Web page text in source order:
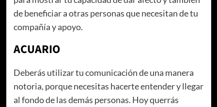
de beneficiar a otras personas que necesitan de tu
compañía y apoyo.
ACUARIO
Deberás utilizar tu comunicación de una manera
notoria, porque necesitas hacerte entender y llegar
al fondo de las demás personas. Hoy querrás